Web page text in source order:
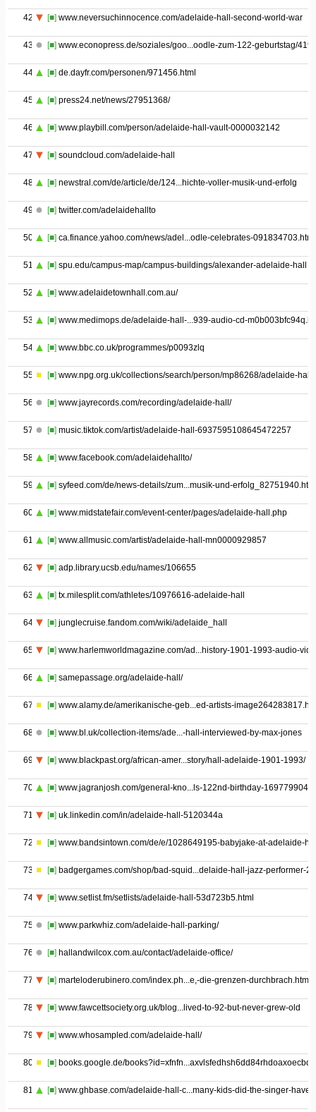
42 [■] www.neversuchinnocence.com/adelaide-hall-second-world-war
43 [■] www.econopress.de/soziales/goo...oodle-zum-122-geburtstag/
44 [■] de.dayfr.com/personen/971456.html
45 [■] press24.net/news/27951368/
46 [■] www.playbill.com/person/adelaide-hall-vault-0000032142
47 [■] soundcloud.com/adelaide-hall
48 [■] newstral.com/de/article/de/124...hichte-voller-musik-und-erfolg
49 [■] twitter.com/adelaidehallto
50 [■] ca.finance.yahoo.com/news/adel...odle-celebrates-091834703.html
51 [■] spu.edu/campus-map/campus-buildings/alexander-adelaide-hall
52 [■] www.adelaidetownhall.com.au/
53 [■] www.medimops.de/adelaide-hall-...939-audio-cd-
54 [■] www.bbc.co.uk/programmes/p0093zlq
55 [■] www.npg.org.uk/collections/search/person/mp86268/adelaide-hall
56 [■] www.jayrecords.com/recording/adelaide-hall/
57 [■] music.tiktok.com/artist/adelaide-hall-6937595108645472257
58 [■] www.facebook.com/adelaidehallto/
59 [■] syfeed.com/de/news-details/zum...musik-und-
60 [■] www.midstatefair.com/event-center/pages/adelaide-hall.php
61 [■] www.allmusic.com/artist/adelaide-hall-mn0000929857
62 [■] adp.library.ucsb.edu/names/106655
63 [■] tx.milesplit.com/athletes/10976616-adelaide-hall
64 [■] junglecruise.fandom.com/wiki/adelaide_hall
65 [■] www.harlemworldmagazine.com/ad...history-1901-1993-audio-
66 [■] samepassage.org/adelaide-hall/
67 [■] www.alamy.de/amerikanische-geb...ed-artists-
68 [■] www.bl.uk/collection-items/ade...-hall-interviewed-by-max-jones
69 [■] www.blackpast.org/african-amer...story/hall-adelaide-1901-1993/
70 [■] www.jagranjosh.com/general-kno...ls-122nd-birthday-
71 [■] uk.linkedin.com/in/adelaide-hall-5120344a
72 [■] www.bandsintown.com/de/e/1028649195-babyjake-at-adelaide-
73 [■] badgergames.com/shop/bad-squid...delaide-hall-jazz-performer-2/
74 [■] www.setlist.fm/setlists/adelaide-hall-53d723b5.html
75 [■] www.parkwhiz.com/adelaide-hall-parking/
76 [■] hallandwilcox.com.au/contact/adelaide-office/
77 [■] marteloderubinero.com/index.ph...e,-die-grenzen-durchbrach.html
78 [■] www.fawcettsociety.org.uk/blog...lived-to-92-but-never-grew-old
79 [■] www.whosampled.com/adelaide-hall/
80 [■] books.google.de/
81 [■] www.ghbase.com/adelaide-hall-c...many-kids-did-the-singer-have/